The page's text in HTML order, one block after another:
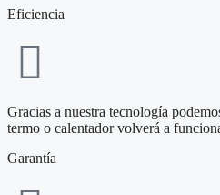
Eficiencia
Gracias a nuestra tecnología
termo o calentador volverá a
Garantía